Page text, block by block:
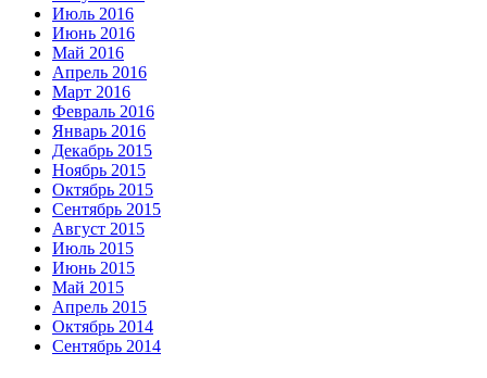
Июль 2016
Июнь 2016
Май 2016
Апрель 2016
Март 2016
Февраль 2016
Январь 2016
Декабрь 2015
Ноябрь 2015
Октябрь 2015
Сентябрь 2015
Август 2015
Июль 2015
Июнь 2015
Май 2015
Апрель 2015
Октябрь 2014
Сентябрь 2014